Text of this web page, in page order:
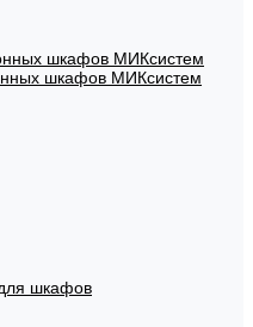
шкафов МИКсистем
шкафов МИКсистем
шкафов